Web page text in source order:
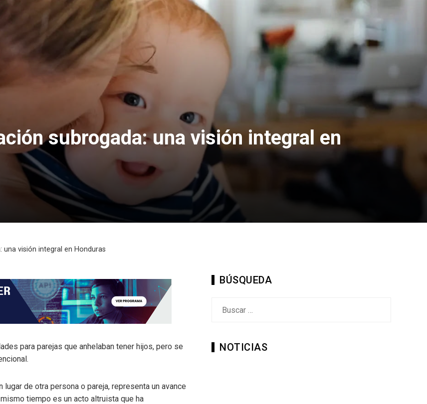
subrogada: una visión integral en
una visión integral en Honduras
para parejas que anhelaban tener hijos, pero se
de otra persona o pareja, representa un avance
tiempo es un acto altruista que ha
BÚSQUEDA
NOTICIAS